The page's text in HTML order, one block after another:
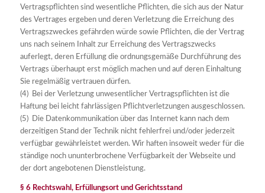
Vertragspflichten sind wesentliche Pflichten, die sich aus der Natur
des Vertrages ergeben und deren Verletzung die Erreichung des
Vertragszweckes gefährden würde sowie Pflichten, die der Vertrag
uns nach seinem Inhalt zur Erreichung des Vertragszwecks
auferlegt, deren Erfüllung die ordnungsgemäße Durchführung des
Vertrags überhaupt erst möglich machen und auf deren Einhaltung
Sie regelmäßig vertrauen dürfen.
(4) Bei der Verletzung unwesentlicher Vertragspflichten ist die
Haftung bei leicht fahrlässigen Pflichtverletzungen ausgeschlossen.
(5) Die Datenkommunikation über das Internet kann nach dem
derzeitigen Stand der Technik nicht fehlerfrei und/oder jederzeit
verfügbar gewährleistet werden. Wir haften insoweit weder für die
ständige noch ununterbrochene Verfügbarkeit der Webseite und
der dort angebotenen Dienstleistung.
§ 6 Rechtswahl, Erfüllungsort und Gerichtsstand